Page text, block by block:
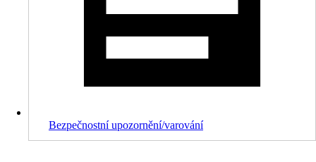
Bezpečnostní upozornění/varování